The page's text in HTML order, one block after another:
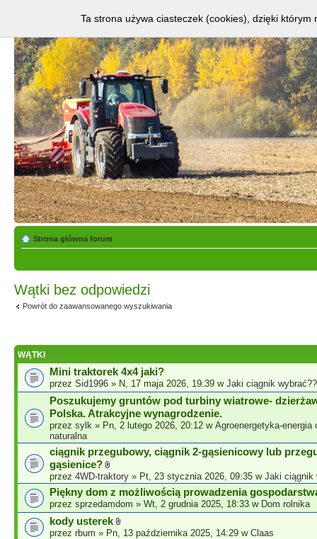
Strona główna forum
Wątki bez odpowiedzi
Powrót do zaawansowanego wyszukiwania
WĄTKI
Mini traktorek 4x4 jaki?
przez Sid1996 » N, 17 maja 2026, 19:39 w Jaki ciągnik
Poszukujemy gruntów pod turbiny wiatrowe-
Polska. Atrakcyjne wynagrodzenie.
przez sylk » Pn, 2 lutego 2026, 20:12 w Agroenergetyka-energia
naturalna
ciągnik przegubowy, ciągnik 2-gąsienicowy lub
gąsienice?
przez 4WD-traktory » Pt, 23 stycznia 2026, 09:35 w Jaki ciągnik
Piękny dom z możliwością prowadzenia
przez sprzedamdom » Wt, 2 grudnia 2025, 18:33 w Dom rolnika
kody usterek
przez rbum » Pn, 13 października 2025, 14:29 w Claas
Ta strona używa ciasteczek (cookies), dzięki którym